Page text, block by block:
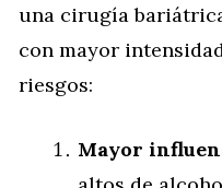
una cirugía
con mayor
riesgos:
Mayor